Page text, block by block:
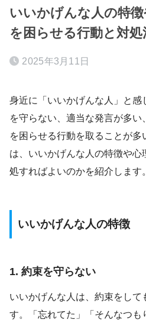
いいかげんな人の特
を困らせる行動と対処
2025年3月11日
身近に「いいかげんな人」と感
を守らない、適当な発言が多い
を困らせる行動を取ることが
は、いいかげんな人の特徴や
処すればよいのかを紹介します。
いいかげんな人の特徴
1. 約束を守らない
いいかげんな人は、約束をし
す。「忘れてた」「そんなつも